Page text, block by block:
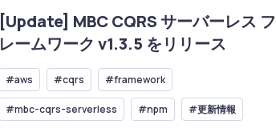
[Update] MBC CQRS サーバーレス フ
レームワーク v1.3.5 をリリース
#aws #cqrs #framework
#mbc-cqrs-serverless #npm #更新情報